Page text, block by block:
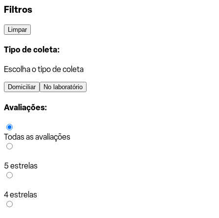
Filtros
Limpar
Tipo de coleta:
Escolha o tipo de coleta
Domiciliar No laboratório
Avaliações:
Todas as avaliações
5 estrelas
4 estrelas